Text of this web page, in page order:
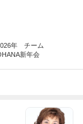
年 チーム
新年会